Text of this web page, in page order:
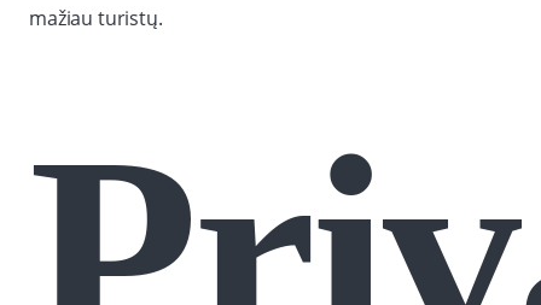
mažiau turistų.